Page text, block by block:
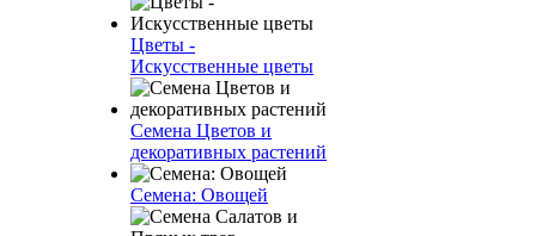
Цветы -
Искусственные цветы
Семена Цветов и
декоративных растений
Семена: Овощей